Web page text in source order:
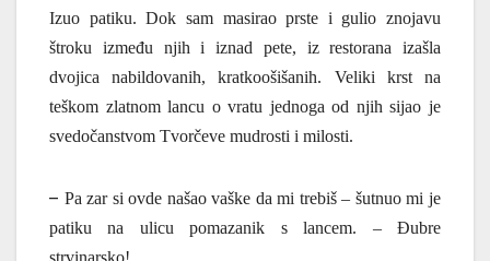
Izuo patiku. Dok sam masirao prste i gulio znojavu
štroku između njih i iznad pete, iz restorana izašla
dvojica nabildovanih, kratkoošišanih. Veliki krst na
teškom zlatnom lancu o vratu jednoga od njih sijao je
svedočanstvom Tvorčeve mudrosti i milosti.
– Pa zar si ovde našao vaške da mi trebiš – šutnuo mi je
patiku na ulicu pomazanik s lancem. – Đubre